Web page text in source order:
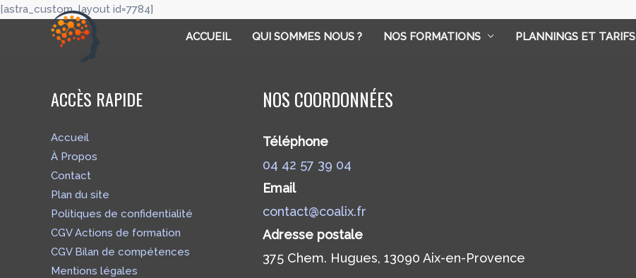
principal
ACCUEIL
QUI SOMMES NOUS ? NOS FORMATIONS PLANNINGS ET TARIFS
[astra_custom_layout id=7784]
ACCÈS RAPIDE
Accueil
À Propos
Contact
Plan du site
Politiques de confidentialité
CGV Actions de formation
CGV Bilan de compétences
Mentions légales
NOS COORDONNÉES
Téléphone
04 42 57 39 04
Email
contact@coalix.fr
Adresse postale
375 Chem. Hugues, 13090 Aix-en-Provence